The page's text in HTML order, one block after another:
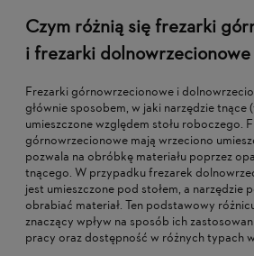
Czym różnią się frezarki
i frezarki dolnowrzecionowe
Frezarki górnowrzecionowe i
głównie sposobem, w jaki narzędzie tnące
umieszczone względem stołu roboczego.
górnowrzecionowe mają wrzeciono
pozwala na obróbkę materiału poprzez
tnącego. W przypadku frezarek
jest umieszczone pod stołem, a narzędzie
obrabiać materiał. Ten podstawowy
znaczący wpływ na sposób ich
pracy oraz dostępność w różnych typach